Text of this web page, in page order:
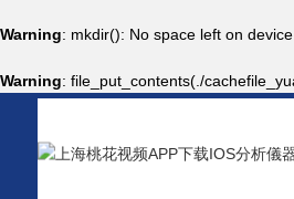
Warning: mkdir(): No space left on
Warning: file_put_contents(./